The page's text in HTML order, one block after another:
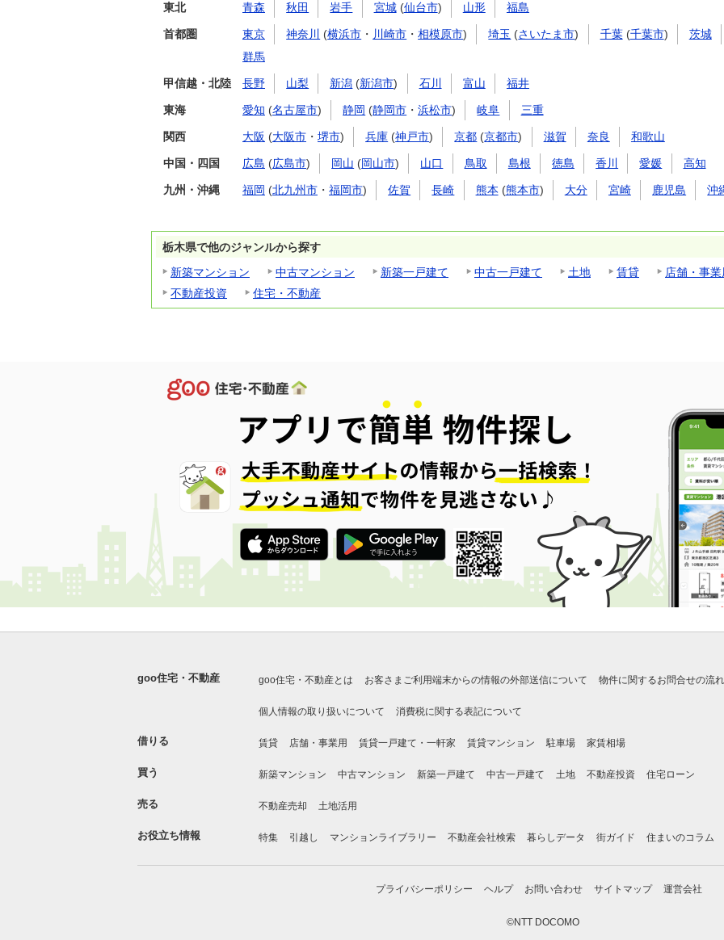
東北 青森 秋田 岩手 宮城(仙台市) 山形 福島
首都圏 東京 神奈川 (横浜市 ・ 川崎市 ・相模原市) 埼玉 (さいたま市) 千葉(千葉市)
茨城
群馬
甲信越・北陸 長野 山梨 新潟 (新潟市) 石川 富山 福井
東海 愛知 (名古屋市) 静岡 (静岡市 ・浜松市) 岐阜 三重
関西 大阪 (大阪市 ・ 堺市) 兵庫 (神戸市) 京都 (京都市) 滋賀 奈良 和歌山
中国・四国 広島 (広島市) 岡山 (岡山市) 山口 鳥取 島根 徳島 香川 愛媛 高知
九州・沖縄 福岡 (北九州市 ・ 福岡市) 佐賀 長崎 熊本 (熊本市) 大分 宮崎 鹿児島 沖
栃木県で他のジャンルから探す
新築マンション
中古マンション 新築一戸建て 中古一戸建て 土地 賃貸
店舗・事業
不動産投資
住宅・不動産
goo住宅・不動産 goo住宅・不動産とは お客さまご利用端末からの情報の外部送信について 物件に関するお問合せの流れ
個人情報の取り扱いについて 消費税に関する表記について
借りる 賃貸 店舗・事業用 賃貸一戸建て・一軒家 賃貸マンション 駐車場 家賃相場
買う 新築マンション 中古マンション 新築一戸建て 中古一戸建て 土地 不動産投資 住宅ローン
売る 不動産売却 土地活用
お役立ち情報 特集 引越し マンションライブラリー 不動産会社検索 暮らしデータ 街ガイド 住まいのコラム
プライバシーポリシー ヘルプ お問い合わせ サイトマップ 運営会社
©NTT DOCOMO